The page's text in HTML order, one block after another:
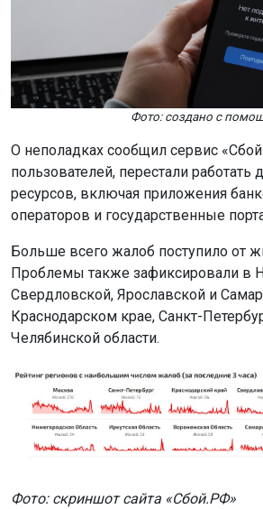
Фото: создано с
О неполадках сообщил сервис
пользователей, перестали работать
ресурсов, включая приложения
операторов и государственные
Больше всего жалоб поступило от
Проблемы также зафиксировали в
Свердловской, Ярославской и
Краснодарском крае, Санкт-
Челябинской области.
Фото: скриншот сайта «Сбой.РФ»